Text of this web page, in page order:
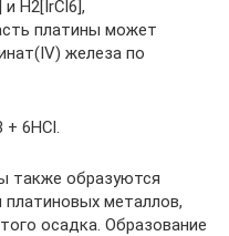
H2[IrCl6],
платины может
железа по
6HCl.
также образуются
металлов,
осадка. Образование